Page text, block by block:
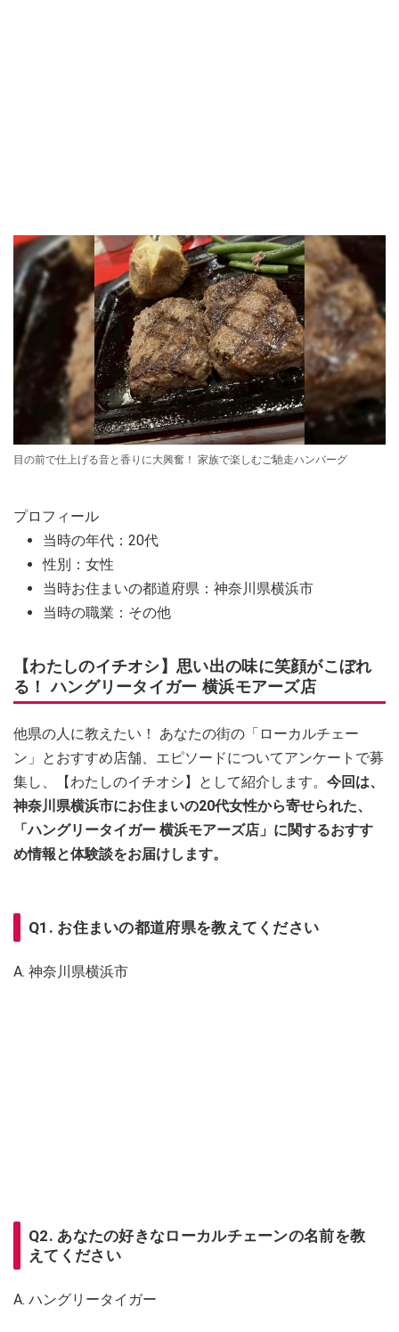
目の前で仕上げる音と香りに大興奮！ 家族で楽しむご馳走ハンバーグ
プロフィール
当時の年代：20代
性別：女性
当時お住まいの都道府県：神奈川県横浜市
当時の職業：その他
【わたしのイチオシ】思い出の味に笑顔がこぼれ
る！ ハングリータイガー 横浜モアーズ店
他県の人に教えたい！ あなたの街の「ローカルチェー
ン」とおすすめ店舗、エピソードについてアンケートで募
集し、【わたしのイチオシ】として紹介します。 今回は、
神奈川県横浜市にお住まいの20代女性から寄せられた、
「ハングリータイガー 横浜モアーズ店」に関するおすす
め情報と体験談をお届けします。
Q1. お住まいの都道府県を教えてください
A. 神奈川県横浜市
Q2. あなたの好きなローカルチェーンの名前を教
えてください
A. ハングリータイガー